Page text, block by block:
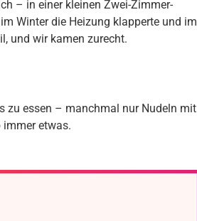
– in einer kleinen Zwei-Zimmer-
Winter die Heizung klapperte und im
und wir kamen zurecht.
zu essen – manchmal nur Nudeln mit
immer etwas.